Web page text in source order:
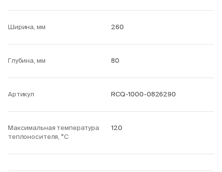
Ширина, мм 260
Глубина, мм 80
Артикул RCQ-1000-0826290
Максимальная температура
теплоносителя, °С
120